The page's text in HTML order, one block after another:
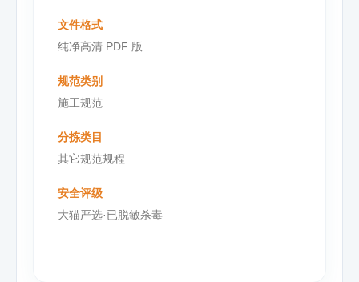
文件格式
纯净高清 PDF 版
规范类别
施工规范
分拣类目
其它规范规程
安全评级
大猫严选·已脱敏杀毒